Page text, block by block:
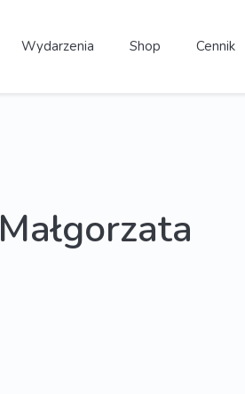
Wydarzenia Shop Cennik